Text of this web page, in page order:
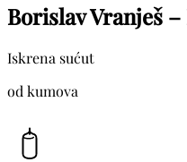
Borislav Vranješ
Iskrena sućut
od kumova